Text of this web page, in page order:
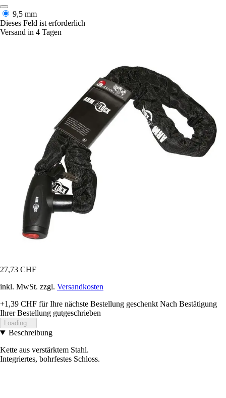
9,5 mm
Dieses Feld ist erforderlich
Versand in 4 Tagen
27,73 CHF
inkl. MwSt. zzgl. Versandkosten
+1,39 CHF für Ihre nächste Bestellung geschenkt Nach Bestätigung
Ihrer Bestellung gutgeschrieben
Loading...
Beschreibung
Kette aus verstärktem Stahl.
Integriertes, bohrfestes Schloss.